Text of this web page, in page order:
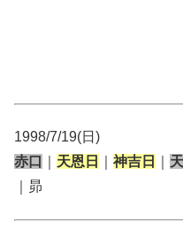
1998/7/19(日)
赤口
天恩日 神吉日
｜昴